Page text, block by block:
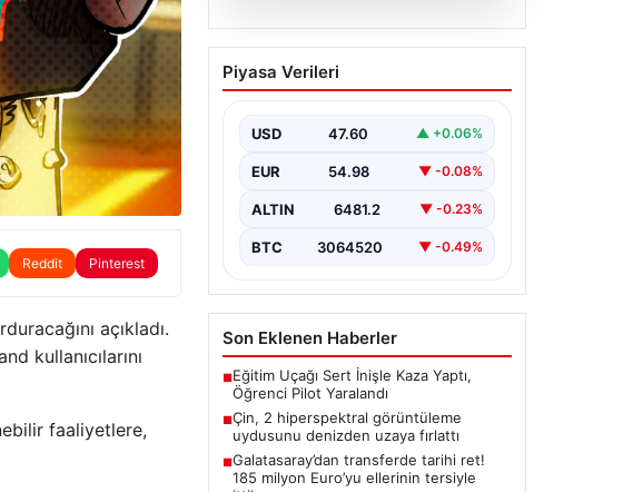
Reddit Pinterest
açıkladı.
kullanıcılarını
faaliyetlere,
Çin, 2 hiperspektral
görüntüleme uydusunu
Piyasa Verileri
USD 47.60 ▲ +0.06%
EUR 54.98 ▼ -0.08%
ALTIN 6481.2 ▼ -0.23%
BTC 3064520 ▼ -0.49%
Son Eklenen Haberler
■Eğitim Uçağı Sert İnişle Kaza Yaptı,
Öğrenci Pilot Yaralandı
■Çin, 2 hiperspektral görüntüleme
uydusunu denizden uzaya fırlattı
■Galatasaray’dan transferde tarihi ret!
185 milyon Euro’yu ellerinin tersiyle